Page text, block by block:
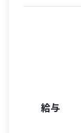
給与